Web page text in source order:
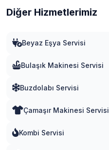
Diğer Hizmetlerimiz
Beyaz Eşya Servisi
Bulaşık Makinesi Servisi
Buzdolabı Servisi
Çamaşır Makinesi Servisi
Kombi Servisi